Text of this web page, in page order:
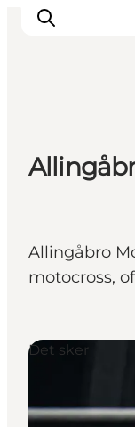
Oplevelser
Kalender
Transport
Allingåbro
motocross,
Det sker